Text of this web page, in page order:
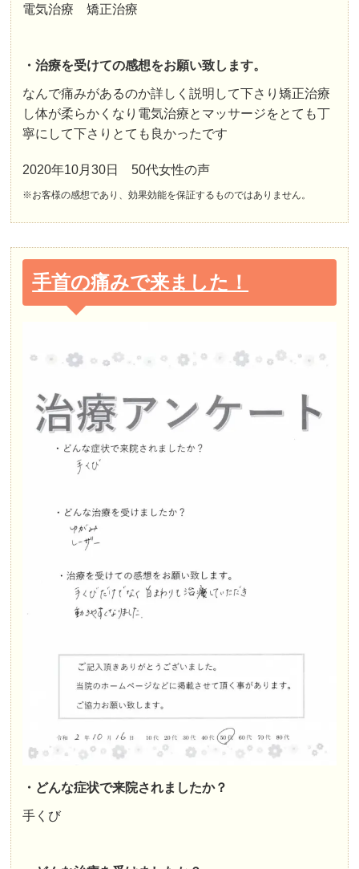
電気治療 矯正治療
・治療を受けての感想をお願い致します。
なんで痛みがあるのか詳しく説明して下さり矯正治療
し体が柔らかくなり電気治療とマッサージをとても丁
寧にして下さりとても良かったです
2020年10月30日 50代女性の声
※お客様の感想であり、効果効能を保証するものではありません。
手首の痛みで来ました！
・どんな症状で来院されましたか？
手くび